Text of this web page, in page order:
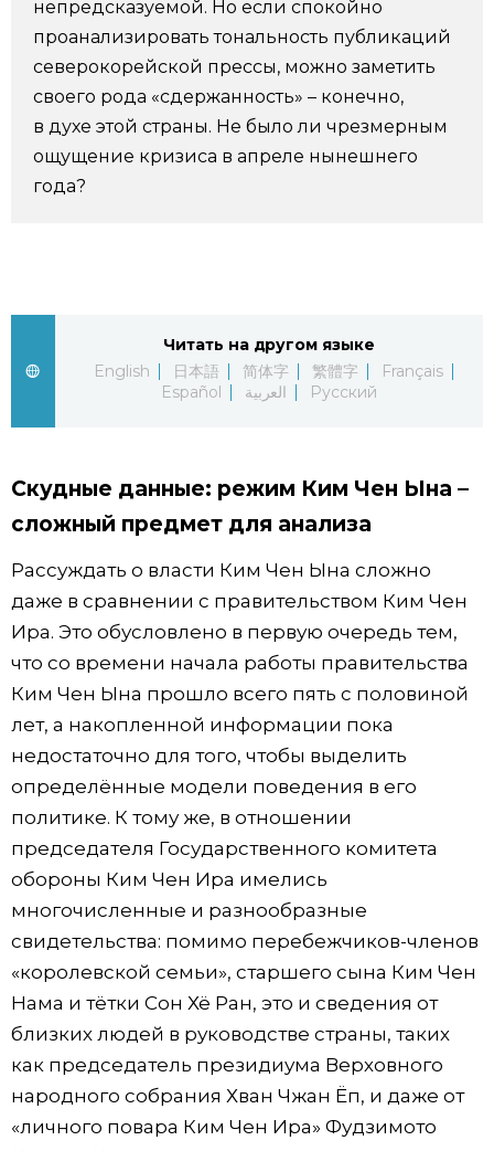
Блог
Политика
Экономика
Токио
От редакции
Японский язык
Японский калейдоскоп
Семья
official SNS
непредсказуемой. Но если спокойно
проанализировать тональность публикаций
северокорейской прессы, можно заметить
своего рода «сдержанность» – конечно,
в духе этой страны. Не было ли чрезмерным
ощущение кризиса в апреле нынешнего
года?
Читать на другом языке
English
日本語 简体字 繁體字
Français
Español
العربية Русский
Скудные данные: режим Ким Чен Ына –
сложный предмет для анализа
Рассуждать о власти Ким Чен Ына сложно
даже в сравнении с правительством Ким Чен
Ира. Это обусловлено в первую очередь тем,
что со времени начала работы правительства
Ким Чен Ына прошло всего пять с половиной
лет, а накопленной информации пока
недостаточно для того, чтобы выделить
определённые модели поведения в его
политике. К тому же, в отношении
председателя Государственного комитета
обороны Ким Чен Ира имелись
многочисленные и разнообразные
свидетельства: помимо перебежчиков-членов
«королевской семьи», старшего сына Ким Чен
Нама и тётки Сон Хё Ран, это и сведения от
близких людей в руководстве страны, таких
как председатель президиума Верховного
народного собрания Хван Чжан Ёп, и даже от
«личного повара Ким Чен Ира» Фудзимото